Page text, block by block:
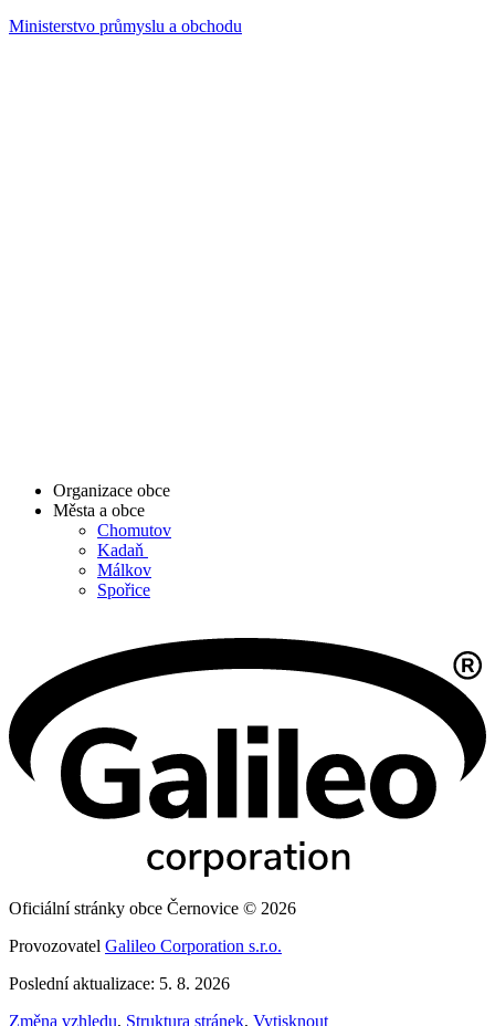
Ministerstvo průmyslu a obchodu
Organizace obce
Města a obce
Chomutov
Kadaň
Málkov
Spořice
Oficiální stránky obce Černovice © 2026
Provozovatel Galileo Corporation s.r.o.
Poslední aktualizace: 5. 8. 2026
Změna vzhledu, Struktura stránek, Vytisknout